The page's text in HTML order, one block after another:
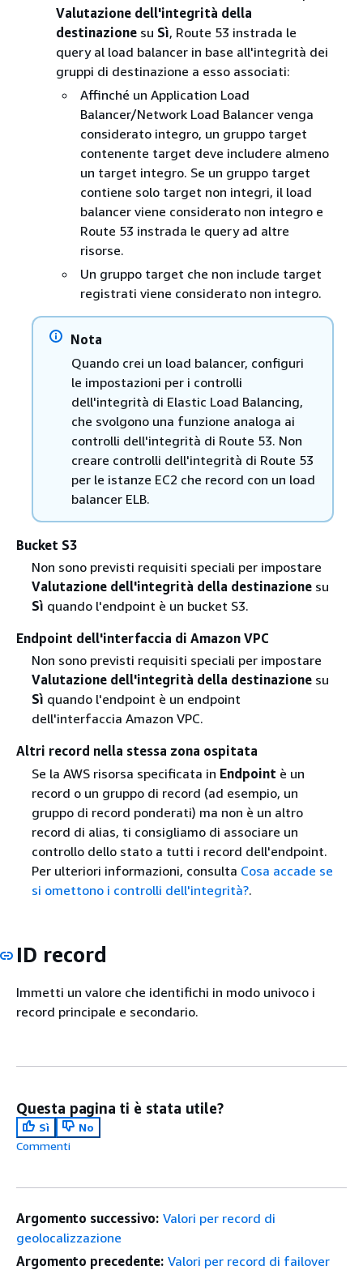
Valutazione dell'integrità della
destinazionesu Sì, Route 53 instrada le
query al load balancer in base all'integrità dei
gruppi di destinazione a esso associati:
Affinché un Application Load
Balancer/Network Load Balancer venga
considerato integro, un gruppo target
contenente target deve includere almeno
un target integro. Se un gruppo target
contiene solo target non integri, il load
balancer viene considerato non integro e
Route 53 instrada le query ad altre
risorse.
Un gruppo target che non include target
registrati viene considerato non integro.
Nota
Quando crei un load balancer, configuri
le impostazioni per i controlli
dell'integrità di Elastic Load Balancing,
che svolgono una funzione analoga ai
controlli dell'integrità di Route 53. Non
creare controlli dell'integrità di Route 53
per le istanze EC2 che record con un load
balancer ELB.
Bucket S3
Non sono previsti requisiti speciali per impostare
Valutazione dell'integrità della destinazionesu
Sì quando l'endpoint è un bucket S3.
Endpoint dell'interfaccia di Amazon VPC
Non sono previsti requisiti speciali per impostare
Valutazione dell'integrità della destinazionesu
Sì quando l'endpoint è un endpoint
dell'interfaccia Amazon VPC.
Altri record nella stessa zona ospitata
Se la AWS risorsa specificata in Endpoint è un
record o un gruppo di record (ad esempio, un
gruppo di record ponderati) ma non è un altro
record di alias, ti consigliamo di associare un
controllo dello stato a tutti i record dell'endpoint.
Per ulteriori informazioni, consulta Cosa accade se
si omettono i controlli dell'integrità?.
ID record
Immetti un valore che identifichi in modo univoco i
record principale e secondario.
Questa pagina ti è stata utile?
Sì
No
Commenti
Argomento successivo: Valori per record di
geolocalizzazione
Argomento precedente: Valori per record di failover